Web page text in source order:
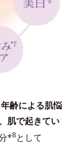
年齢による肌悩
肌で起きてい
*8として